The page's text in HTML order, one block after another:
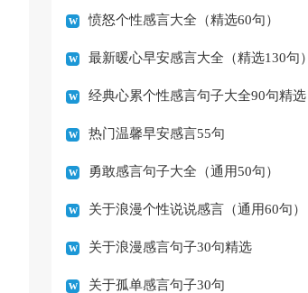
愤怒个性感言大全（精选60句）
最新暖心早安感言大全（精选130句）
经典心累个性感言句子大全90句精选
热门温馨早安感言55句
勇敢感言句子大全（通用50句）
关于浪漫个性说说感言（通用60句）
关于浪漫感言句子30句精选
关于孤单感言句子30句